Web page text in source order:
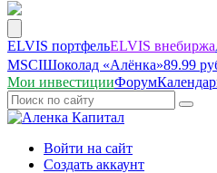
ELVIS портфельELVIS внебиржа
MSCIШоколад «Алёнка»89.99
Мои инвестицииФорум
Войти на сайт
Создать аккаунт